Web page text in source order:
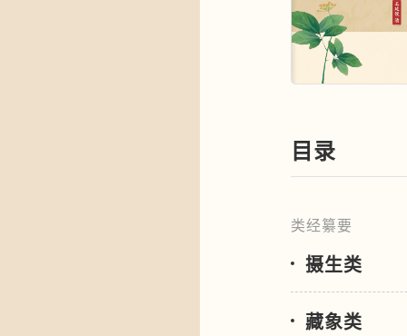
目录
类经纂要
摄生类
藏象类